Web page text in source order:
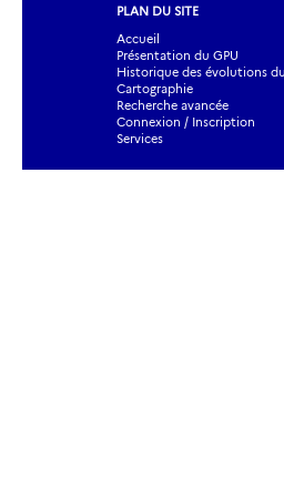
PLAN DU SITE
Accueil
Présentation du GPU
Historique des évolutions
Cartographie
Recherche avancée
Connexion / Inscription
Services